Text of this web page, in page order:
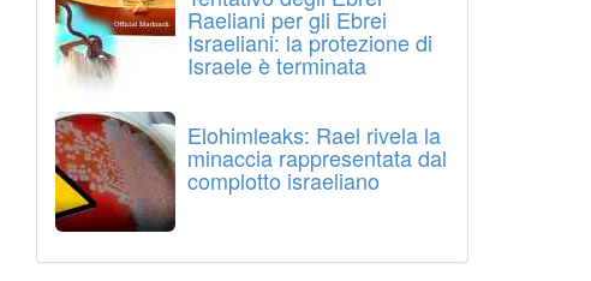
Raeliani per gli Ebrei
Israeliani: la protezione di
Israele è terminata
Elohimleaks: Rael rivela la
minaccia rappresentata dal
complotto israeliano